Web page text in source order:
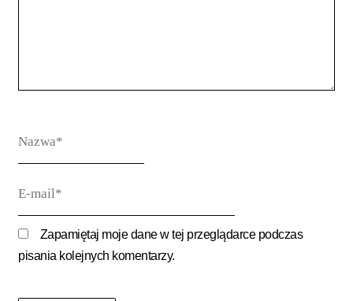
mail*
Zapamiętaj moje dane w tej przeglądarce podczas
pisania kolejnych komentarzy.